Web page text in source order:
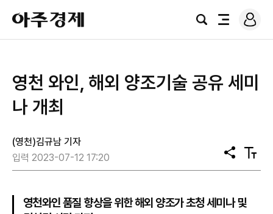
아
주
경
검
전
로
그
영천 와인, 해외 양조기술 공유 세미
나 개최
(영천)김규남 기자
입력 2023-07-12 17:20
공
유
텍
스
영천와인 품질 향상을 위한 해외 양조가 초청 세미나 및